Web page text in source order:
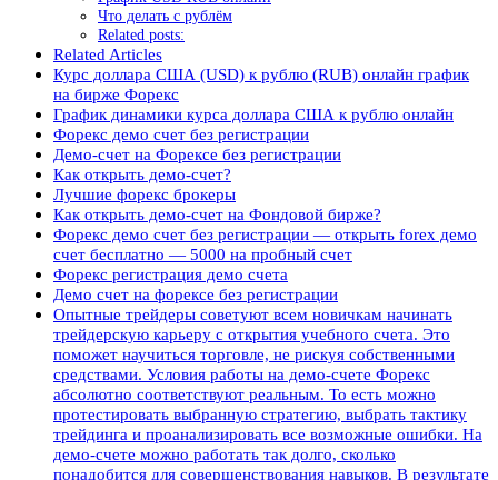
Что делать с рублём
Related posts:
Related Articles
Курс доллара США (USD) к рублю (RUB) онлайн график
на бирже Форекс
График динамики курса доллара США к рублю онлайн
Форекс демо счет без регистрации
Демо-счет на Форексе без регистрации
Как открыть демо-счет?
Лучшие форекс брокеры
Как открыть демо-счет на Фондовой бирже?
Форекс демо счет без регистрации — открыть forex демо
счет бесплатно — 5000 на пробный счет
Форекс регистрация демо счета
Демо счет на форексе без регистрации
Опытные трейдеры советуют всем новичкам начинать
трейдерскую карьеру с открытия учебного счета. Это
поможет научиться торговле, не рискуя собственными
средствами. Условия работы на демо-счете Форекс
абсолютно соответствуют реальным. То есть можно
протестировать выбранную стратегию, выбрать тактику
трейдинга и проанализировать все возможные ошибки. На
демо-счете можно работать так долго, сколько
понадобится для совершенствования навыков. В результате